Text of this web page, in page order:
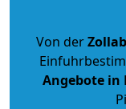
Von der
Angebote in